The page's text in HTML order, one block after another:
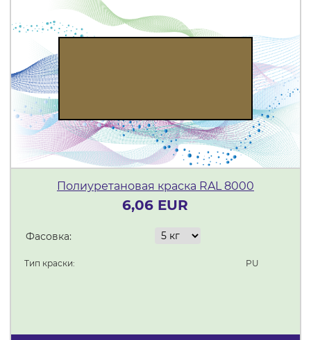
Полиуретановая краска RAL 8000
6,06 EUR
Фасовка:
Тип краски: PU